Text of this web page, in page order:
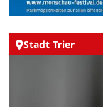
Stadt Trier